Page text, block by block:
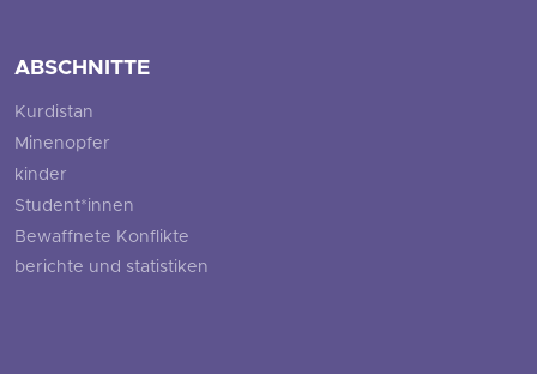
ABSCHNITTE
Kurdistan
Minenopfer
kinder
Student*innen
Bewaffnete Konflikte
berichte und statistiken